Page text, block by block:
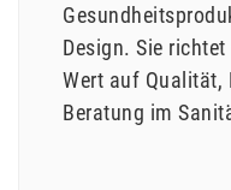
Design. Sie
Wert auf Qualität,
Beratung im